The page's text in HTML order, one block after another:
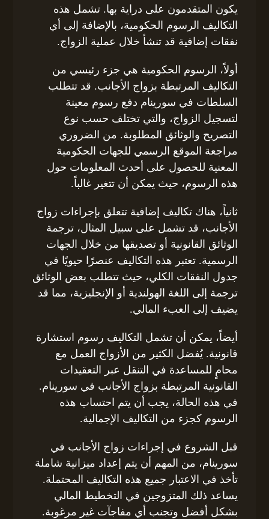
يكون المتقدمون على دراية بها. تشمل هذه
التكاليف الرسوم الحكومية، بالإضافة إلى أي
نفقات إضافية قد تنشأ خلال عملية الزواج.
أولاً، الرسوم الحكومية هي جزء رئيسي من
التكاليف المرتبطة بزواج الأجانب. قد تتطلب
السلطات في سورينام دفع رسوم معينة
لتسجيل الزواج، والتي تختلف حسب نوع
التصريح والوثائق المطلوبة. من الضروري
مراجعة الموقع الرسمي للجهات الحكومية
المعنية للحصول على أحدث المعلومات حول
هذه الرسوم، حيث يمكن أن تتغير غالباً.
ثانياً، هناك تكاليف إضافية تتعلق بإجراءات زواج
الأجانب، قد تشمل على سبيل المثال، ترجمة
الوثائق القانونية أو تصديقها من خلال الجهات
الرسمية. تعتبر هذه التكاليف عنصرًا حيويًا في
جدول النفقات الكلي، حيث تتطلب بعض الوثائق
ترجمة إلى اللغة الهولندية أو الإنجليزية، مما قد
يضيف إلى العبء المالي.
أيضاً، يمكن أن تشمل التكاليف رسوم استشارة
قانونية. يُفضل الكثير من الأزواج العمل مع
محامٍ للمساعدة في التنقل عبر التعقيدات
القانونية المرتبطة بزواج الأجانب في سورينام.
في هذه الحالة، يجب أن يتم احتساب هذه
الرسوم كجزء من التكاليف الإجمالية.
قبل الشروع في إجراءات زواج الأجانب في
سورينام، من المهم أن يتم إعداد ميزانية شاملة
تأخذ في الاعتبار جميع هذه التكاليف المحتملة.
يساعد ذلك المتزوجين في التخطيط المالي
بشكل أفضل وتجنب أي مفاجآت غير مرغوبة.